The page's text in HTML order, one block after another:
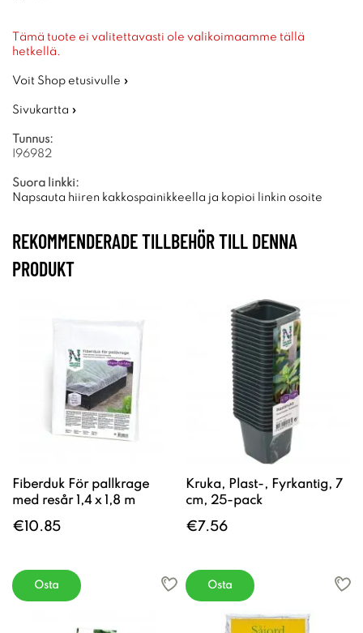
Tämä tuote ei valitettavasti ole valikoimaamme tällä
hetkellä.
Voit Shop etusivulle »
Sivukartta »
Tunnus:
I96982
Suora linkki:
Napsauta hiiren kakkospainikkeella ja kopioi linkin osoite
REKOMMENDERADE TILLBEHÖR TILL DENNA
PRODUKT
Fiberduk För pallkrage
med resår 1,4 x 1,8 m
€10.85
Osta
Kruka, Plast-, Fyrkantig, 7
cm, 25-pack
€7.56
Osta